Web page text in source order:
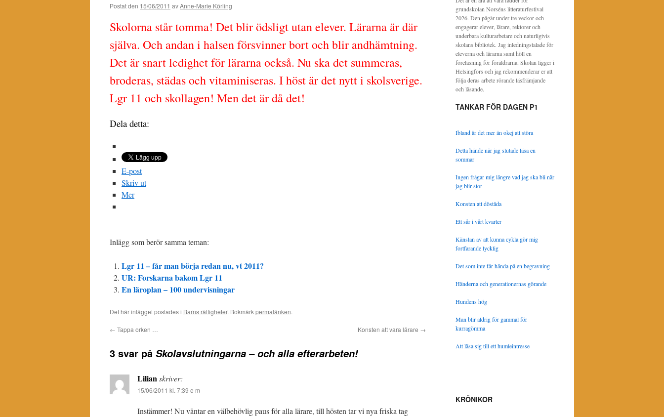
Postat den 15/06/2011 avAnne-Marie Körling
Skolorna står tomma! Det blir ödsligt utan elever. Lärarna är där
själva. Och andan i halsen försvinner bort och blir andhämtning.
Det är snart ledighet för lärarna också. Nu ska det summeras,
broderas, städas och vitaminiseras. I höst är det nytt i skolsverige.
Lgr 11 och skollagen! Men det är då det!
Dela detta:
E-post
Skriv ut
Mer
Inlägg som berör samma teman:
Lgr 11 – får man börja redan nu, vt 2011?
UR: Forskarna bakom Lgr 11
En läroplan – 100 undervisningar
Det här inlägget postades i Barns rättigheter. Bokmärkpermalänken.
← Tappa orken … Konsten att vara lärare →
3 svar på Skolavslutningarna – och alla efterarbeten!
Lilianskriver:
15/06/2011 kl. 7:39 e m
Instämmer! Nu väntar en välbehövlig paus för alla lärare, till hösten tar vi nya friska tag
grundskolan Norséns litteraturfestival
2026. Den pågår under tre veckor och
engagerar elever, lärare, rektorer och
underbara kulturarbetare och naturligtvis
skolans bibliotek. Jag inledningstalade för
eleverna och lärarna samt höll en
föreläsning för föräldrarna. Skolan ligger i
Helsingfors och jag rekommenderar er att
följa deras arbete rörande läsfrämjande
och läsande.
TANKAR FÖR DAGEN P1
Ibland är det mer än okej att störa
Detta hände när jag slutade läsa en
sommar
Ingen frågar mig längre vad jag ska bli när
jag blir stor
Konsten att döstäda
Ett sår i vårt kvarter
Känslan av att kunna cykla gör mig
fortfarande lycklig
Det som inte får hända på en begravning
Händerna och generationernas görande
Hundens hög
Man blir aldrig för gammal för
kurragömma
Att läsa sig till ett humleintresse
KRÖNIKOR